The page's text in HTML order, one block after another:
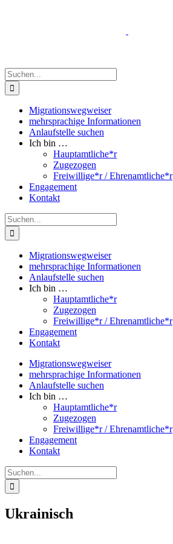
Suche
nach:
Migrationswegweiser
mehrsprachige Informationen
Anlaufstelle suchen
Ich bin …
Hauptamtliche*r
Zugezogen
Freiwillige*r / Ehrenamtliche*r
Engagement
Kontakt
Suche
nach:
Migrationswegweiser
mehrsprachige Informationen
Anlaufstelle suchen
Ich bin …
Hauptamtliche*r
Zugezogen
Freiwillige*r / Ehrenamtliche*r
Engagement
Kontakt
Migrationswegweiser
mehrsprachige Informationen
Anlaufstelle suchen
Ich bin …
Hauptamtliche*r
Zugezogen
Freiwillige*r / Ehrenamtliche*r
Engagement
Kontakt
Suche
nach:
Ukrainisch